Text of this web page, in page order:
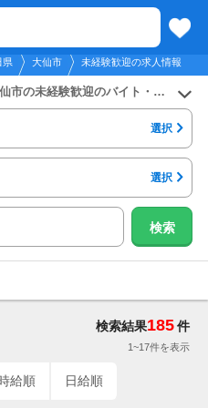
メニュー
県 大仙市 未経験歓迎の求人情報
イト・アルバイト・パートの求人募集情報
選択
選択
検索
検索結果185件
1~17件を表示
給順 日給順